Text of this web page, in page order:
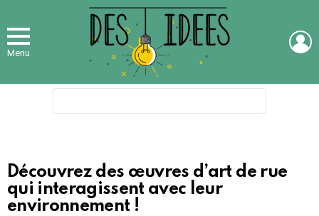
Menu
Découvrez des œuvres d’art de rue
qui interagissent avec leur
environnement !